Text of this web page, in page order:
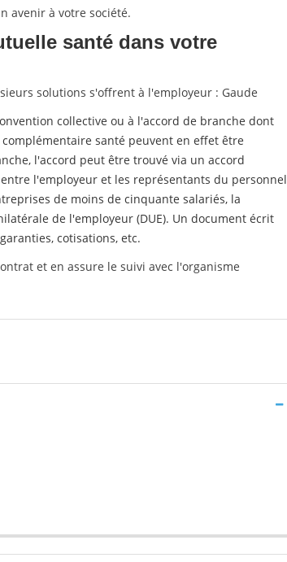
avenir à votre société.
santé dans votre
solutions s'offrent à l'employeur : Gaude
collective ou à l'accord de branche dont
santé peuvent en effet être
l'accord peut être trouvé via un accord
l'employeur et les représentants du personnel
de moins de cinquante salariés, la
de l'employeur (DUE). Un document écrit
cotisations, etc.
et en assure le suivi avec l'organisme